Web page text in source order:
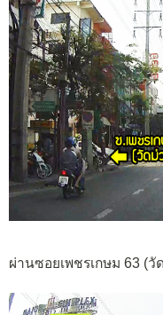
ผ่านซอยเพชรเกษม 63 (วั